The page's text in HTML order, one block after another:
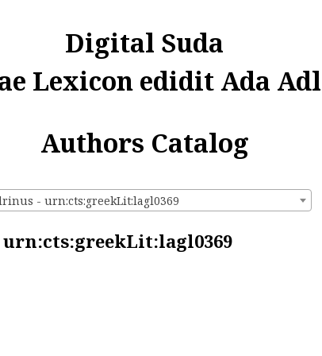
Digital Suda
Lexicon edidit Ada
Authors Catalog
- urn:cts:greekLit:lagl0369